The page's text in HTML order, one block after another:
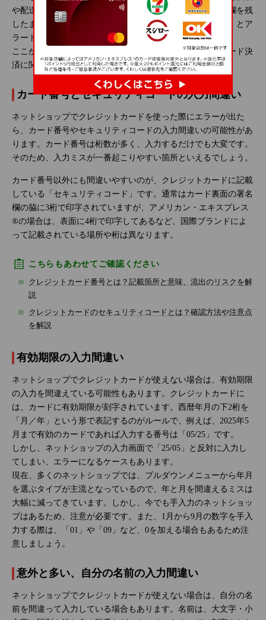
や配送に支障が出る大切な情報です。そのため、未入力の欄を残
したまま次に進もうとすると、「◯◯を入力してください」とア
ラートが出るようになっています。
ここからは、ネットショップで起こりやすいクレジットカード決
済に関するエラーの主な原因について見ていきましょう。
カード番号とセキュリティコードの入力間違い
ネットショップでクレジットカードを使った際にエラーが出た
ら、カード番号やセキュリティコードの入力間違いの可能性があ
ります。カード番号は桁数が多く、入力するだけでも大変です。
そのため、入力ミスが一番起こりやすい箇所といえるでしょう。
カード番号以外にも間違いやすいのが、クレジットカードに記載
している「セキュリティコード」です。通常はカード裏面の署名
欄の脇に3桁で印字されていますが、アメリカン・エキスプレス
®の場合は、表面に4桁で印字してあるなど、国際ブランドによ
って記載されている場所や桁は異なります。
こちらもあわせてご確認ください
クレジットカード番号とは？記載箇所と意味、流出のリスクを解
説
クレジットカードのセキュリティコードとは？確認方法や注意点
を解説
有効期限の入力間違い
ネットショップでクレジットカードが使えない場合は、有効期限
の入力を間違えている可能性もあります。クレジットカードに
は、カードに有効期限が刻字されています。西暦年月の下2桁を
「月／年」という形で表記するのがルールで、例えば、2025年5
月まで有効のカードであれば入力する番号は「05/25」です。
しかし、ネットショップの入力画面で「25/05」と反対に入力し
てしまい、エラーになるケースもあります。
現在、多くのネットショップでは、プルダウンメニューから年月
を選ぶタイプが主流となっているので、年と月を間違えるミスは
大幅に減ってきています。しかし、今でも手入力のネットショッ
プはあるため、注意が必要です。また、1月から9月の数字を手入
力する際は、「01」や「09」など、0を加える場合もあるため注
意しましょう。
意外と多い、自分の名前の入力間違い
ネットショップでクレジットカードが使えない場合は、自分の名
前を間違って入力している場合もあります。名前は、大文字・小